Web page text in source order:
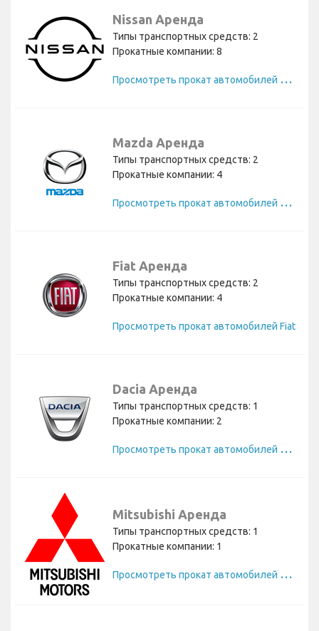
Nissan Аренда
Типы транспортных средств: 2
Прокатные компании: 8
П
росмотреть прокат автомобилей Nissan
Mazda Аренда
Типы транспортных средств: 2
Прокатные компании: 4
П
росмотреть прокат автомобилей Mazda
Fiat Аренда
Типы транспортных средств: 2
Прокатные компании: 4
Просмотреть прокат автомобилей Fiat
Dacia Аренда
Типы транспортных средств: 1
Прокатные компании: 2
П
росмотреть прокат автомобилей Dacia
Mitsubishi Аренда
Типы транспортных средств: 1
Прокатные компании: 1
П
росмотреть прокат автомобилей Mitsubishi